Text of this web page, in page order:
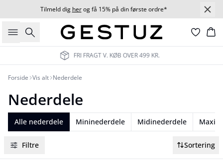
Tilmeld dig herog få 15% på din første ordre*
Søg
Forside Vis alt Nederdele
Nederdele
Alle nederdele Mininederdele Midinederdele
Filtre Sortering